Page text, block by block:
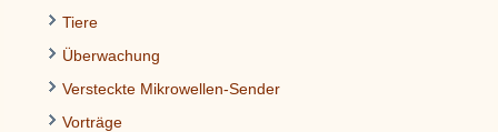
Tiere
Überwachung
Versteckte Mikrowellen-Sender
Vorträge